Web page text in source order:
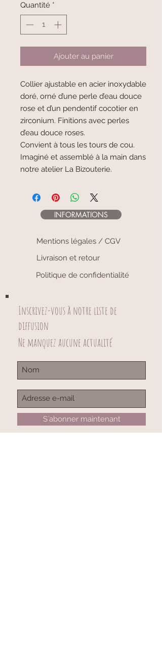
Quantité *
Ajouter au panier
Collier ajustable en acier inoxydable
doré, orné d’une perle d’eau douce
rose et d’un pendentif cocotier en
zirconium. Finitions avec perles
d’eau douce roses.
Convient à tous les tours de cou.
Imaginé et assemblé à la main dans
notre atelier La Bizouterie.
INFORMATIONS
Mentions légales / CGV
Livraison et retour
Politique de confidentialité
Inscrivez-vous à notre liste de
diffusion
Ne manquez aucune actualité
S`abonner maintenant